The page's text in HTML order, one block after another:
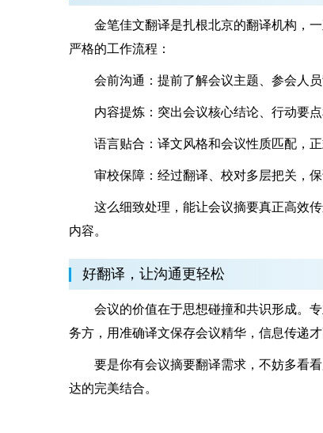
金笔佳文翻译是扎根北京的翻译机构，一
严格的工作流程：
会前沟通：提前了解会议主题、参会人员
内容提炼：突出会议核心结论、行动要点
语言贴合：译文风格和会议性质匹配，正
审校保障：经过翻译、校对多层把关，保
这么细致处理，能让会议摘要真正高效传
内容。
好翻译，让沟通更轻松
会议的价值在于思想碰撞和共识形成。专
务方，用准确译文保存会议精华，信息传递
要是你有会议摘要翻译需求，不妨多看看
达的完美结合。